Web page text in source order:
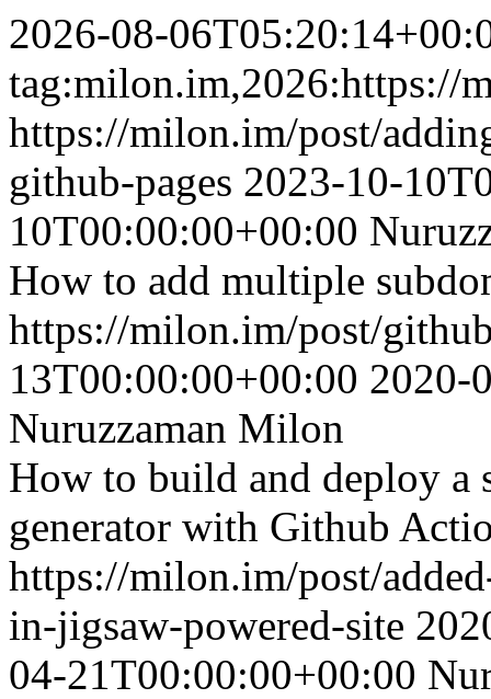
2026-08-
tag:milon.im,2026:https://
https://milon.im/post/
github-pages 2023-10-
10T00:00:00+00:00
How to add multiple
https://milon.im/post/
13T00:00:00+00:00 2020-
Nuruzzaman Milon
How to build and deploy a
generator with Github
https://milon.im/post/
in-jigsaw-powered-site
04-21T00:00:00+00:00